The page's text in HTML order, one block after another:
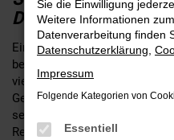
DRESDEN
Ein Seat passt nach Dresden,
bestehen. Fakt ist, dass die
vielen Jahren das
Gebrauch perfekt bewähren.
setzt auf einen Autohändler
Region rund um Dresden.
Sie die Einwilligung
Weitere Informationen
Datenverarbeitung finden
Datenschutzerklärung
Impressum
Folgende Kategorien von
Essentiell